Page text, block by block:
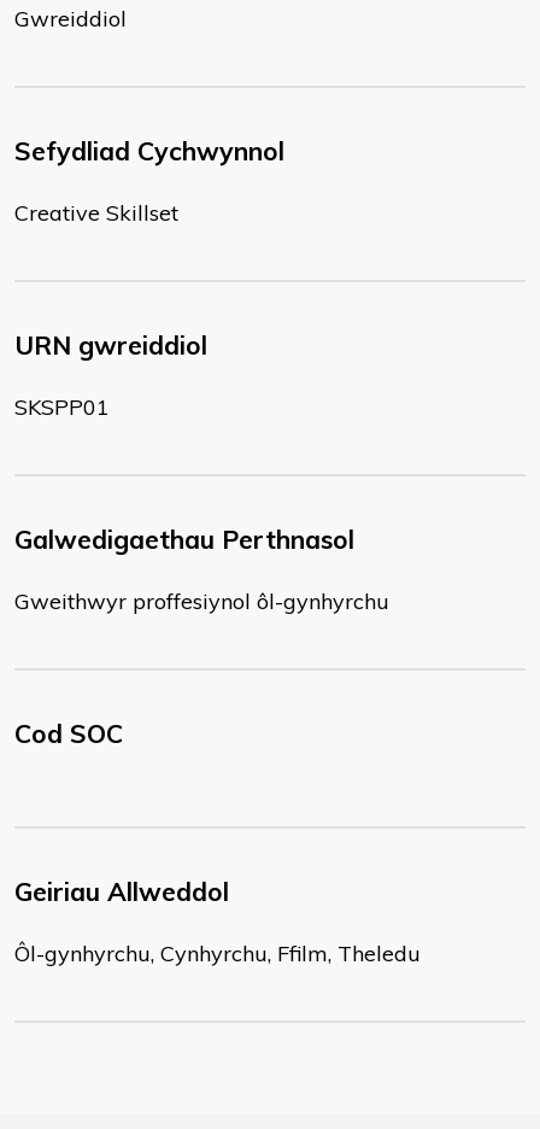
Gwreiddiol
Sefydliad Cychwynnol
Creative Skillset
URN gwreiddiol
SKSPP01
Galwedigaethau Perthnasol
Gweithwyr proffesiynol ôl-gynhyrchu
Cod SOC
Geiriau Allweddol
Ôl-gynhyrchu, Cynhyrchu, Ffilm, Theledu